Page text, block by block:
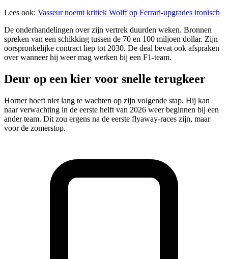
Lees ook: Vasseur noemt kritiek Wolff op Ferrari-upgrades ironisch
De onderhandelingen over zijn vertrek duurden weken. Bronnen
spreken van een schikking tussen de 70 en 100 miljoen dollar. Zijn
oorspronkelijke contract liep tot 2030. De deal bevat ook afspraken
over wanneer hij weer mag werken bij een F1-team.
Deur op een kier voor snelle terugkeer
Horner hoeft niet lang te wachten op zijn volgende stap. Hij kan
naar verwachting in de eerste helft van 2026 weer beginnen bij een
ander team. Dit zou ergens na de eerste flyaway-races zijn, maar
voor de zomerstop.